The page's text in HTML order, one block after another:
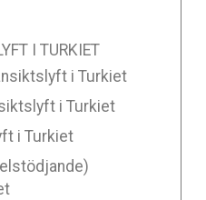
I TURKIET
i Turkiet
i Turkiet
i Turkiet